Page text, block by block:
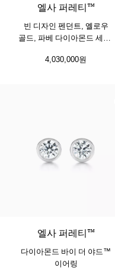
엘사 퍼레티™
빈 디자인 펜던트, 옐로우
골드, 파베 다이아몬드 세팅,
4,030,000원
​​​엘사 퍼레티™
다이아몬드 바이 더 야드™
이어링